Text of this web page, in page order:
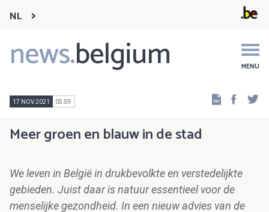
NL
news.belgium MENU
Main
navigation
17 NOV 2021 05:59
Meer groen en blauw in de stad
We leven in België in drukbevolkte en verstedelijkte
gebieden. Juist daar is natuur essentieel voor de
menselijke gezondheid. In een nieuw advies van de